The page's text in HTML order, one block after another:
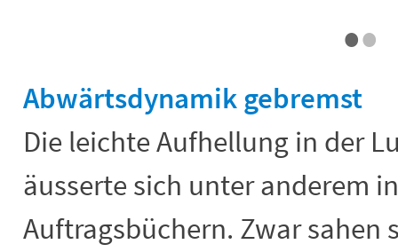
••
Abwärtsdynamik gebremst
Die leichte Aufhellung in der
äusserte sich unter anderem
Auftragsbüchern. Zwar sahen